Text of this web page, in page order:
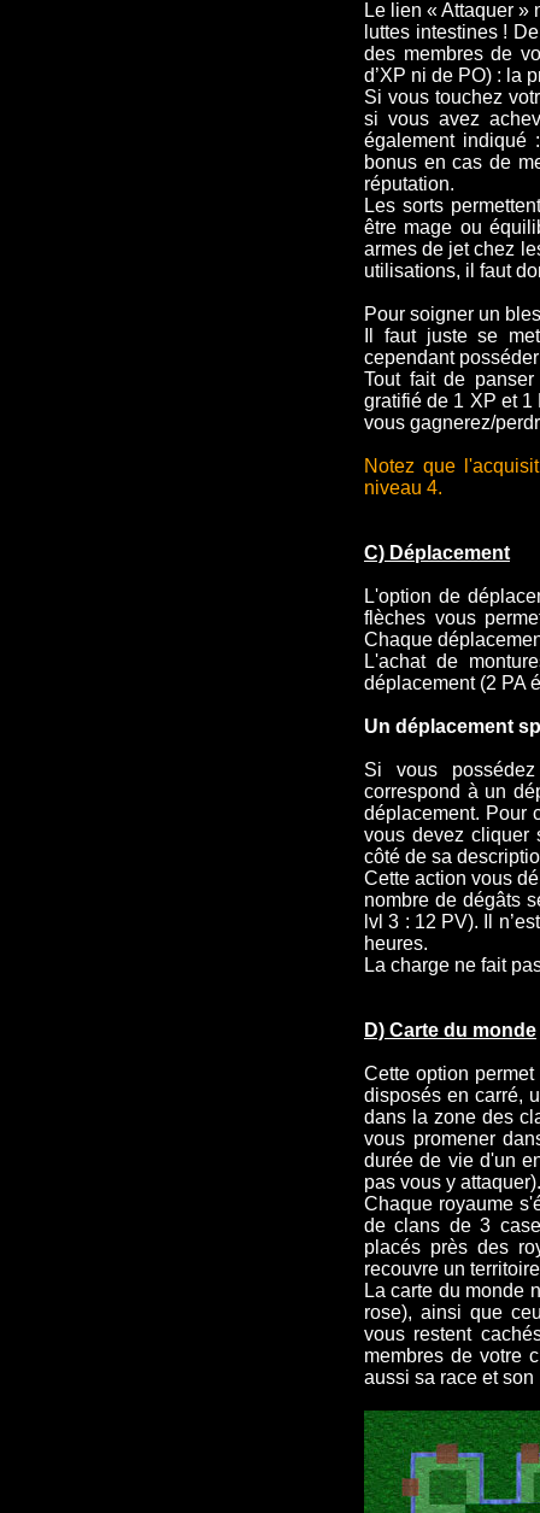
Le lien « Attaquer »
luttes intestines !
des membres de
d’XP ni de PO) : la
Si vous touchez
si vous avez
également
bonus en cas de
réputation.
Les sorts
être mage ou
armes de jet chez
utilisations, il faut
Pour soigner un
Il faut juste se
cependant
Tout fait de
gratifié de 1 XP et 1
vous gagnerez/
Notez que
niveau 4.
C) Déplacement
L'option de
flèches vous
Chaque
L'achat de
déplacement (2 PA
Un déplacement
Si vous
correspond à un
déplacement. Pour
vous devez cliquer
côté de sa
Cette action vous
nombre de dégâts
lvl 3 : 12 PV). Il
heures.
La charge ne fait
D) Carte du monde
Cette option
disposés en carré,
dans la zone des
vous promener
durée de vie d'un
pas vous y attaquer).
Chaque royaume
de clans de 3
placés près des
recouvre un
La carte du monde
rose), ainsi que
vous restent
membres de votre
aussi sa race et son